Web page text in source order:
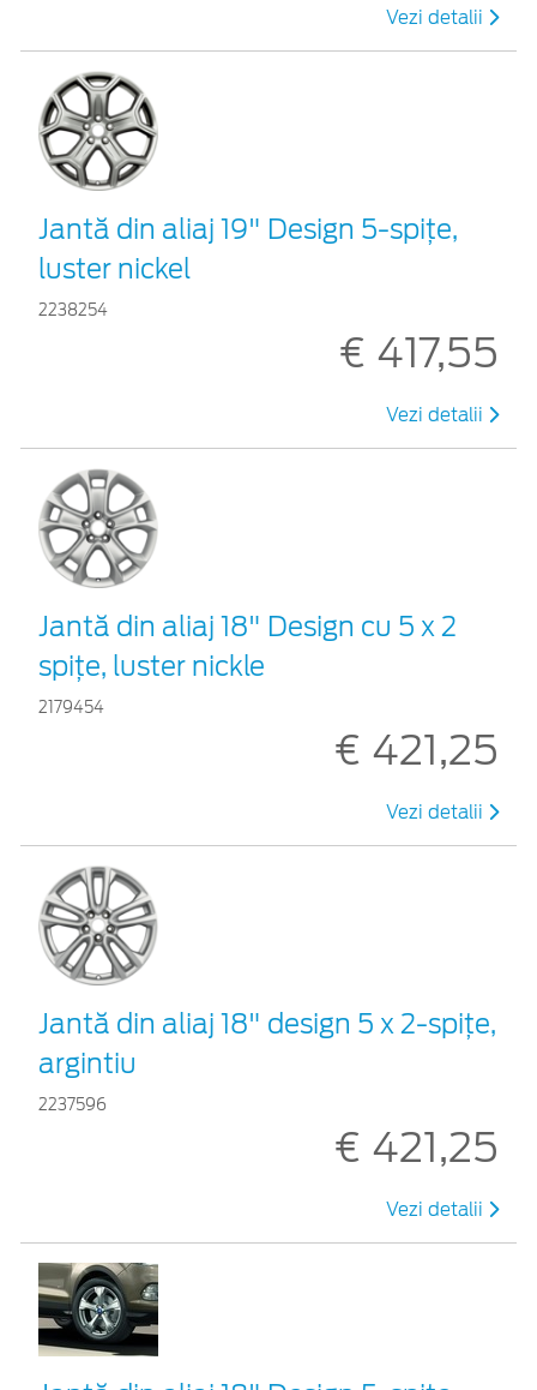
Vezi detalii
Jantă din aliaj 19" Design 5-spiţe,
luster nickel
2238254
€ 417,55
Vezi detalii
Jantă din aliaj 18" Design cu 5 x 2
spiţe, luster nickle
2179454
€ 421,25
Vezi detalii
Jantă din aliaj 18" design 5 x 2-spiţe,
argintiu
2237596
€ 421,25
Vezi detalii